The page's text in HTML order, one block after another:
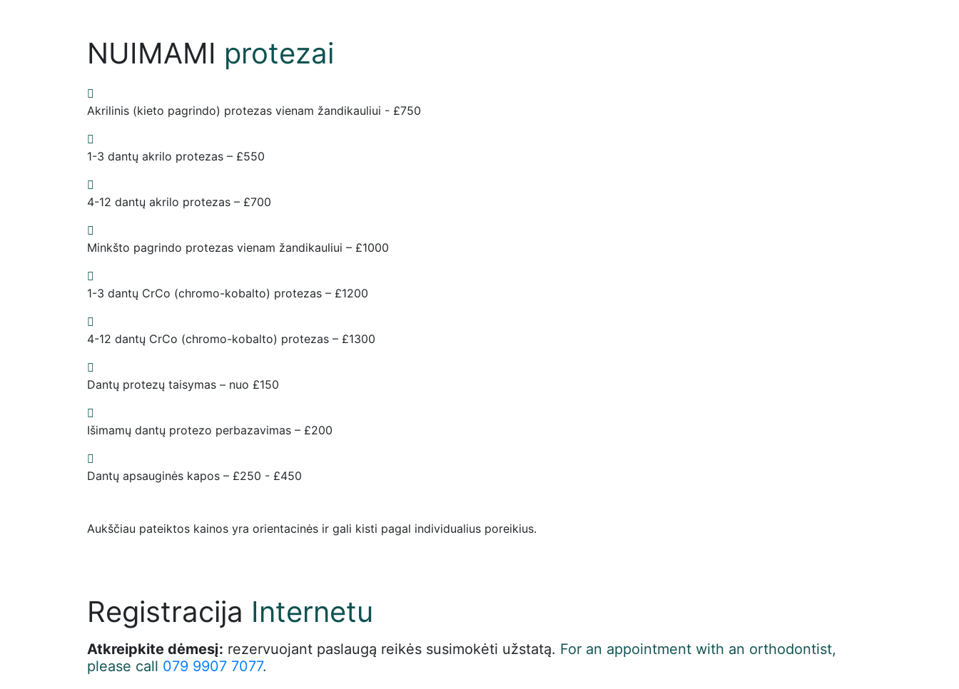
NUIMAMI protezai
Akrilinis (kieto pagrindo) protezas vienam žandikauliui - £750
1-3 dantų akrilo protezas – £550
4-12 dantų akrilo protezas – £700
Minkšto pagrindo protezas vienam žandikauliui – £1000
1-3 dantų CrCo (chromo-kobalto) protezas – £1200
4-12 dantų CrCo (chromo-kobalto) protezas – £1300
Dantų protezų taisymas – nuo £150
Išimamų dantų protezo perbazavimas – £200
Dantų apsauginės kapos – £250 - £450
Aukščiau pateiktos kainos yra orientacinės ir gali kisti pagal individualius poreikius.
Registracija Internetu
Atkreipkite dėmesį: rezervuojant paslaugą reikės susimokėti užstatą. For an appointment with an orthodontist,
please call 079 9907 7077.